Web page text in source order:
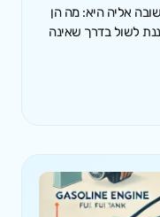
אליה היא: מה הן
לשול בדרך שאינה